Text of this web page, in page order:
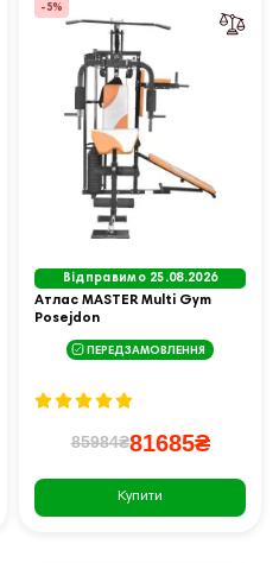
-5%
Відправимо 25.08.2026
Атлас MASTER Multi Gym
Posejdon
ПЕРЕДЗАМОВЛЕННЯ
85984₴81685₴
Купити